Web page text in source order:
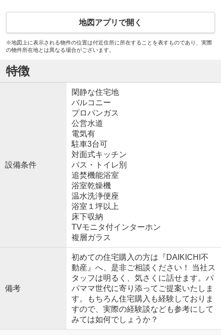
地図アプリで開く
※地図上に表示される物件の位置は付近住所に所在することを表すものであり、実際
の物件所在地とは異なる場合がございます。
特徴
設備条件
閑静な住宅地
バルコニー
プロパンガス
公営水道
電気有
駐車3台可
対面式キッチン
バス・トイレ別
追焚機能浴室
浴室乾燥機
温水洗浄便座
浴室１坪以上
床下収納
TVモニタ付インターホン
複層ガラス
備考
初めての住宅購入の方は『DAIKICHI不
動産』へ、是非ご相談ください！ 当社ス
タッフは明るく、気さくに話せます。パ
パママ世代に寄り添ってご提案いたしま
す。もちろん住宅購入も経験しておりま
すので、実際の経験談なども参考にして
みては如何でしょうか？